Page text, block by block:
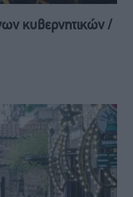
κυβερνητικών /